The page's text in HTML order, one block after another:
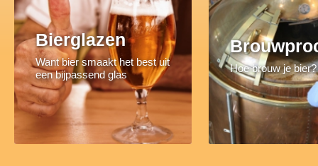
Bierglazen
Want bier smaakt het best uit
een bijpassend glas
Hoe brouw je bier?